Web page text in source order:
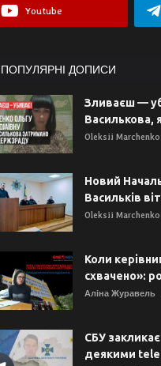
Youtube
ПОПУЛЯРНІ ДОПИСИ
Зливаєш —
Василькова,
Oleksii Marchenko
Новий
Васильків
Oleksii Marchenko
Коли
схвачено»:
Аліна Журавель
СБУ
деякими